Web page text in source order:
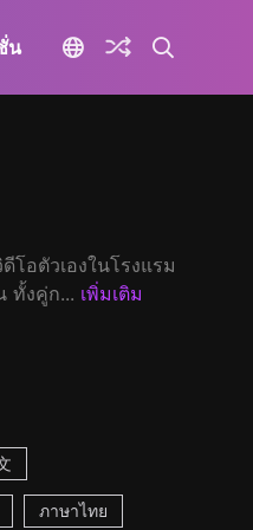
น
โอตัวเองในโรงแรม
ทั้งคู่ก... เพิ่มเติม
ภาษาไทย